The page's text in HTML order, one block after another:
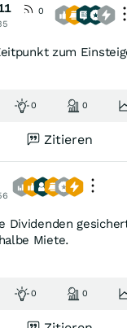
0
zum
0 0
Zitieren
Dividenden
Miete.
0 0